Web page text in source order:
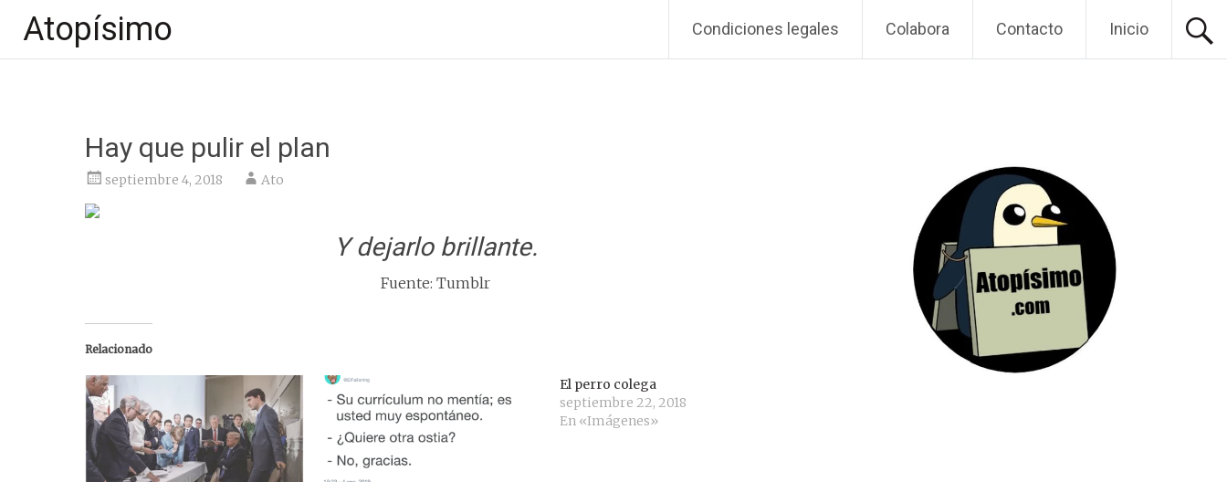
Atopísimo Condiciones legales Colabora Contacto Inicio
Hay que pulir el plan
septiembre 4, 2018 Ato
Y dejarlo brillante.
Fuente: Tumblr
Relacionado
El perro colega
septiembre 22, 2018
En «Imágenes»